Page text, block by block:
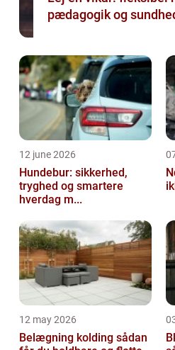
pædagogik og
12 june 2026
Hundebur: sikkerhed,
tryghed og smartere
hverdag m...
Ndt en
12 may 2026
Belægning kolding sådan